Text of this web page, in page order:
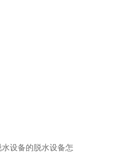
设备的脱水设备怎